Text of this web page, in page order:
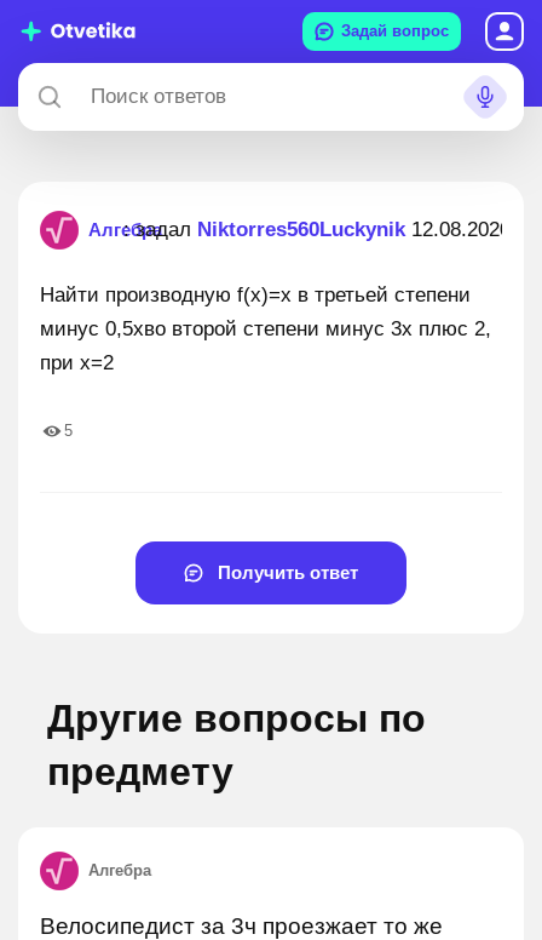
Задай вопрос
Алгебра
: задал Niktorres560Luckynik12.08.2020
Найти производную f(x)=x в третьей степени
минус 0,5xво второй степени минус 3x плюс 2,
при x=2
5
Получить ответ
Другие вопросы по
предмету
Алгебра
Велосипедист за 3ч проезжает то же